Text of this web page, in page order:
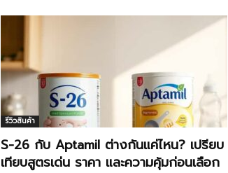
รีวิวสินค้า
S-26 กับ Aptamil ต่างกันแค่ไหน? เปรียบ
เทียบสูตรเด่น ราคา และความคุ้มก่อนเลือก